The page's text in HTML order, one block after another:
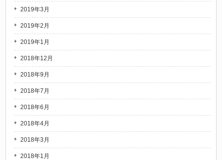
2019年3月
2019年2月
2019年1月
2018年12月
2018年9月
2018年7月
2018年6月
2018年4月
2018年3月
2018年1月